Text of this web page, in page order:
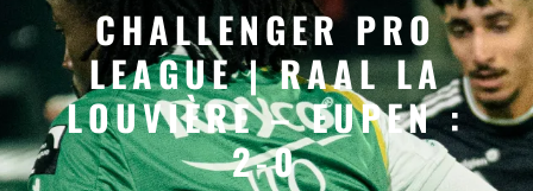
CHALLENGER PRO
LEAGUE | RAAL LA
LOUVIÈRE – EUPEN :
2-0